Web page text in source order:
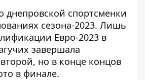
днепровской спортсменки
сезона-2023. Лишь
Евро-2023 в
завершала
но в конце концов
в финале.